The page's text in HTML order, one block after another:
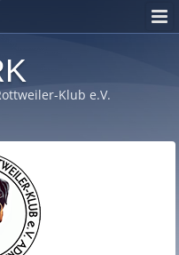
Klub e.V.